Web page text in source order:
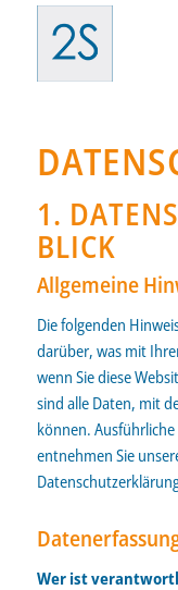
1.
BLICK
Allgemeine
Die folgenden
darüber, was mit
wenn Sie diese
sind alle Daten, mit
können.
entnehmen Sie
Wer ist